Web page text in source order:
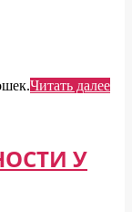
Читать далее
У